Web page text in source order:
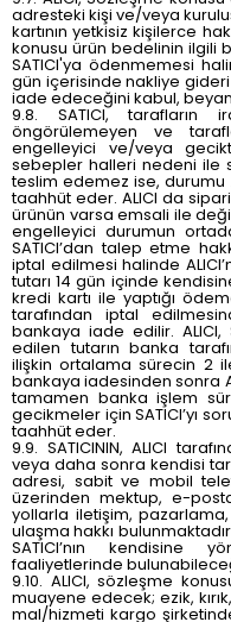
adresteki kişi ve/veya
kartının yetkisiz kişilerce
konusu ürün bedelinin ilgili
SATICI'ya ödenmemesi
gün içerisinde nakliye gideri
iade edeceğini kabul,
9.8. SATICI, tarafların
öngörülemeyen ve
engelleyici ve/veya
sebepler halleri nedeni ile
teslim edemez ise, durumu
taahhüt eder. ALICI da
ürünün varsa emsali ile
engelleyici durumun
SATICI’dan talep etme
iptal edilmesi halinde
tutarı 14 gün içinde
kredi kartı ile yaptığı
tarafından iptal
bankaya iade edilir. ALICI,
edilen tutarın banka
ilişkin ortalama sürecin 2
bankaya iadesinden sonra
tamamen banka işlem
gecikmeler için SATICI’yı
taahhüt eder.
9.9. SATICININ, ALICI
veya daha sonra kendisi
adresi, sabit ve mobil
üzerinden mektup, e-
yollarla iletişim,
ulaşma hakkı
SATICI’nın kendisine
faaliyetlerinde
9.10. ALICI, sözleşme
muayene edecek; ezik, kırık,
mal/hizmeti kargo